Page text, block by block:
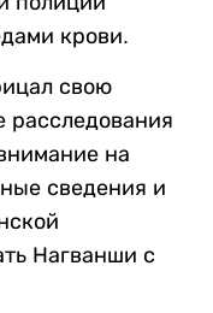
крови.
свою
расследования
на
сведения и
Нагванши с